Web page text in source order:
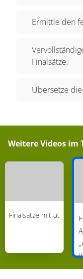
Ermittle den
Finalsätze.
Übersetze die
Weitere Videos im
Finalsätze mit ut